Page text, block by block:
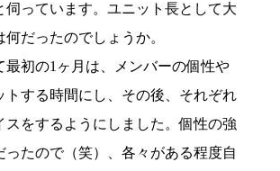
伺っています。ユニット長として大
だったのでしょうか。
最初の1ヶ月は、メンバーの個性や
トする時間にし、その後、それぞれ
スをするようにしました。個性の強
ったので（笑）、各々がある程度自